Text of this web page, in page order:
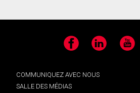
Facebook LinkedIn YouTube
COMMUNIQUEZ AVEC NOUS
SALLE DES MÉDIAS